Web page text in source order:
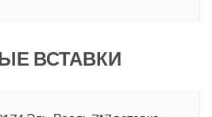
ВСТАВКИ